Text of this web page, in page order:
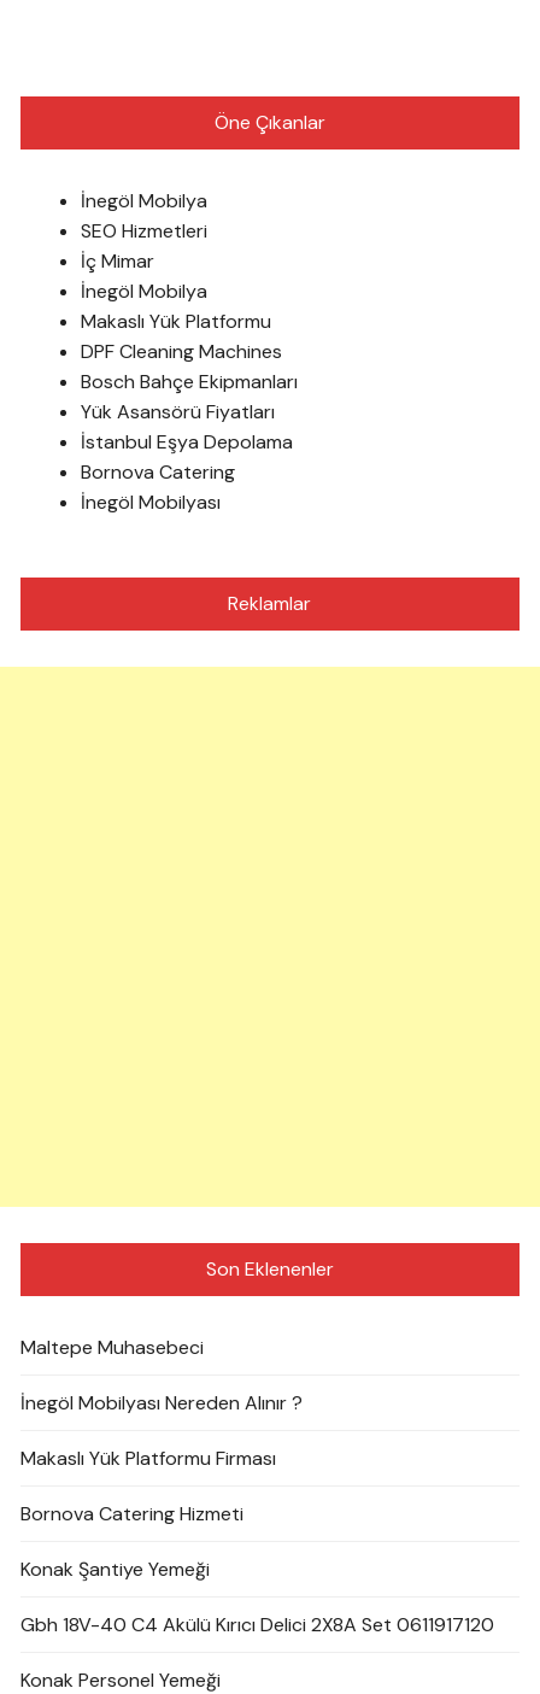
Öne Çıkanlar
İnegöl Mobilya
SEO Hizmetleri
İç Mimar
İnegöl Mobilya
Makaslı Yük Platformu
DPF Cleaning Machines
Bosch Bahçe Ekipmanları
Yük Asansörü Fiyatları
İstanbul Eşya Depolama
Bornova Catering
İnegöl Mobilyası
Reklamlar
Son Eklenenler
Maltepe Muhasebeci
İnegöl Mobilyası Nereden Alınır ?
Makaslı Yük Platformu Firması
Bornova Catering Hizmeti
Konak Şantiye Yemeği
Gbh 18V-40 C4 Akülü Kırıcı Delici 2X8A Set 0611917120
Konak Personel Yemeği